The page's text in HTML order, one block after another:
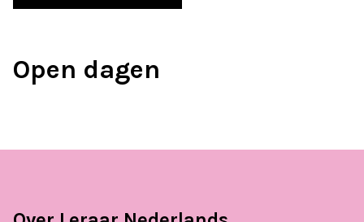
Open dagen